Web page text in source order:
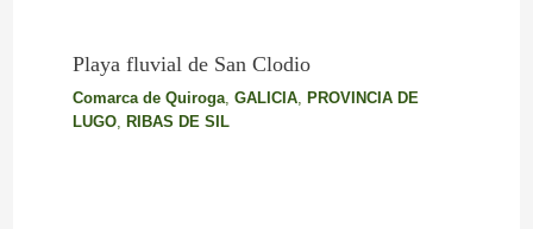
Playa fluvial de San Clodio
Comarca de Quiroga, GALICIA,
PROVINCIA DE
LUGO, RIBAS DE SIL